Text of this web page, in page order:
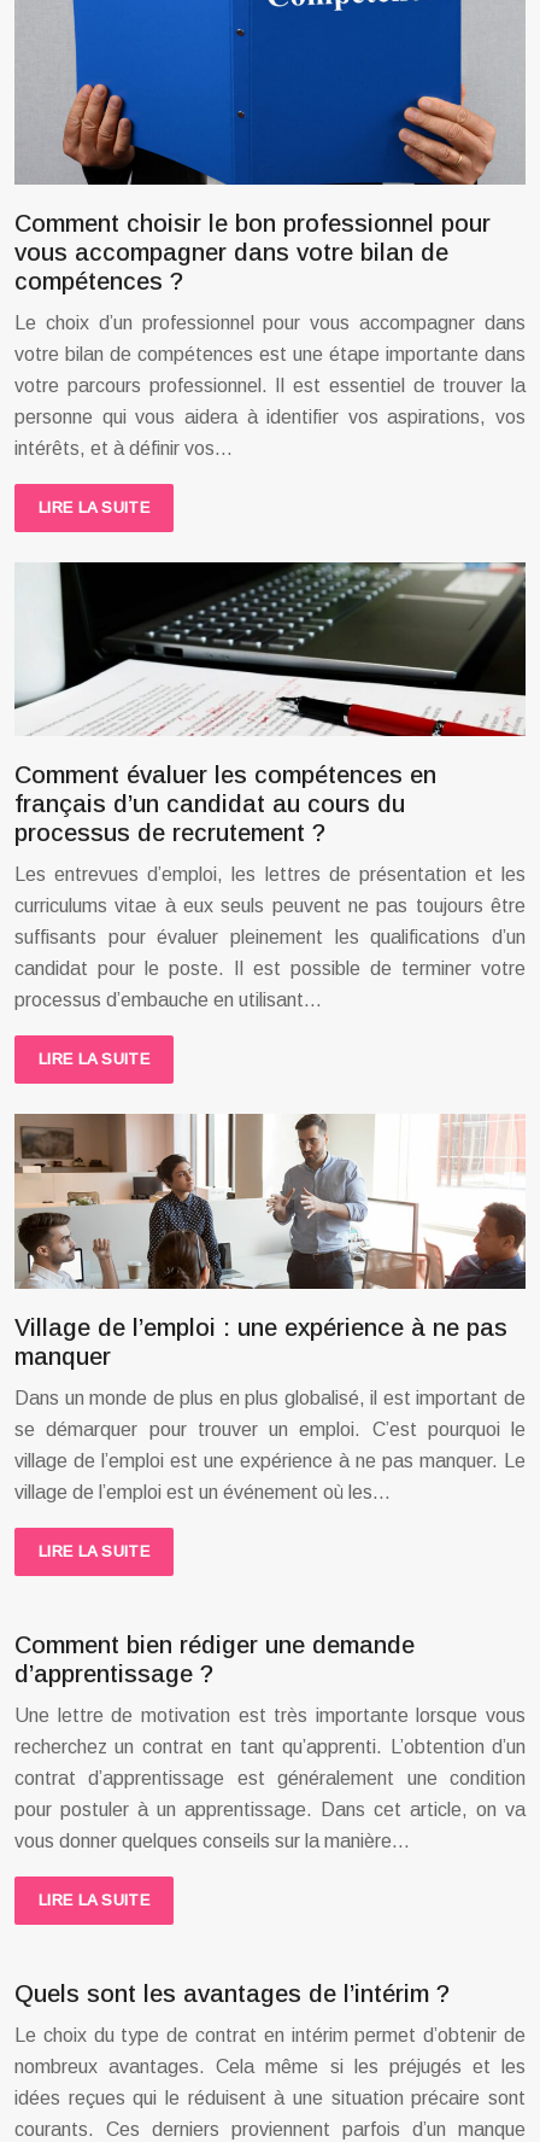
Comment choisir le bon professionnel pour
vous accompagner dans votre bilan de
compétences ?
Le choix d’un professionnel pour vous accompagner dans
votre bilan de compétences est une étape importante dans
votre parcours professionnel. Il est essentiel de trouver la
personne qui vous aidera à identifier vos aspirations, vos
intérêts, et à définir vos…
LIRE LA SUITE
Comment évaluer les compétences en
français d’un candidat au cours du
processus de recrutement ?
Les entrevues d’emploi, les lettres de présentation et les
curriculums vitae à eux seuls peuvent ne pas toujours être
suffisants pour évaluer pleinement les qualifications d’un
candidat pour le poste. Il est possible de terminer votre
processus d’embauche en utilisant…
LIRE LA SUITE
Village de l’emploi : une expérience à ne pas
manquer
Dans un monde de plus en plus globalisé, il est important de
se démarquer pour trouver un emploi. C’est pourquoi le
village de l’emploi est une expérience à ne pas manquer. Le
village de l’emploi est un événement où les…
LIRE LA SUITE
Comment bien rédiger une demande
d’apprentissage ?
Une lettre de motivation est très importante lorsque vous
recherchez un contrat en tant qu’apprenti. L’obtention d’un
contrat d’apprentissage est généralement une condition
pour postuler à un apprentissage. Dans cet article, on va
vous donner quelques conseils sur la manière…
LIRE LA SUITE
Quels sont les avantages de l’intérim ?
Le choix du type de contrat en intérim permet d’obtenir de
nombreux avantages. Cela même si les préjugés et les
idées reçues qui le réduisent à une situation précaire sont
courants. Ces derniers proviennent parfois d’un manque